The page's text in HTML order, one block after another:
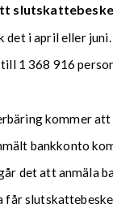
det i april eller juni.
1 368 916
kommer
bankkonto
det att anmäla
får